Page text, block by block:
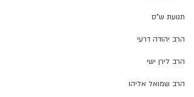
תנועת ש"ס
הרב יהודה דרעי
הרב לירן ישי
הרב שמואל אליהו